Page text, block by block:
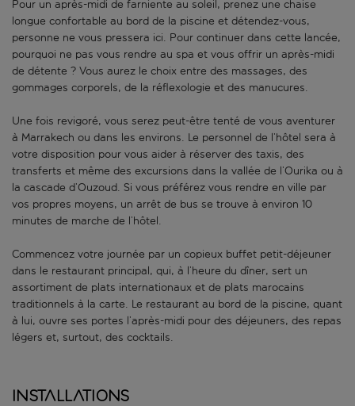
Pour un après-midi de farniente au soleil, prenez une chaise
longue confortable au bord de la piscine et détendez-vous,
personne ne vous pressera ici. Pour continuer dans cette lancée,
pourquoi ne pas vous rendre au spa et vous offrir un après-midi
de détente ? Vous aurez le choix entre des massages, des
gommages corporels, de la réflexologie et des manucures.
Une fois revigoré, vous serez peut-être tenté de vous aventurer
à Marrakech ou dans les environs. Le personnel de l’hôtel sera à
votre disposition pour vous aider à réserver des taxis, des
transferts et même des excursions dans la vallée de l’Ourika ou à
la cascade d’Ouzoud. Si vous préférez vous rendre en ville par
vos propres moyens, un arrêt de bus se trouve à environ 10
minutes de marche de l’hôtel.
Commencez votre journée par un copieux buffet petit-déjeuner
dans le restaurant principal, qui, à l’heure du dîner, sert un
assortiment de plats internationaux et de plats marocains
traditionnels à la carte. Le restaurant au bord de la piscine, quant
à lui, ouvre ses portes l’après-midi pour des déjeuners, des repas
légers et, surtout, des cocktails.
Installations